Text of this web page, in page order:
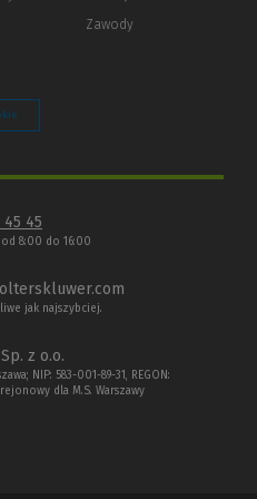
Zawody
45
od 8:00 do 16:00
jak najszybciej.
z o.o.
NIP: 583-001-89-31, REGON:
rejonowy dla M.S. Warszawy